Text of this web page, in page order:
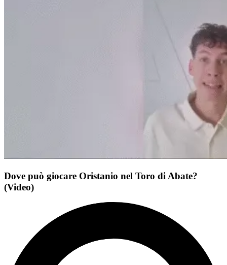
Dove può giocare Oristanio nel Toro di Abate?
(Video)